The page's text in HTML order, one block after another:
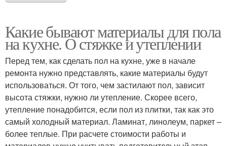
Какие бывают материалы для пола
на кухне. О стяжке и утеплении
Перед тем, как сделать пол на кухне, уже в начале
ремонта нужно представлять, какие материалы будут
использоваться. От того, чем застилают пол, зависит
высота стяжки, нужно ли утепление. Скорее всего,
утепление понадобится, если пол из плитки, так как это
самый холодный материал. Ламинат, линолеум, паркет –
более теплые. При расчете стоимости работы и